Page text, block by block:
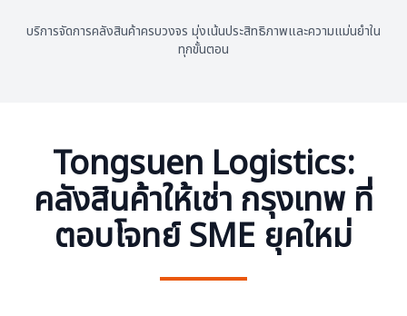
บริการจัดการคลังสินค้าครบวงจร มุ่งเน้นประสิทธิภาพและความแม่นยำใน
ทุกขั้นตอน
Tongsuen Logistics:
คลังสินค้าให้เช่า กรุงเทพ ที่
ตอบโจทย์ SME ยุคใหม่